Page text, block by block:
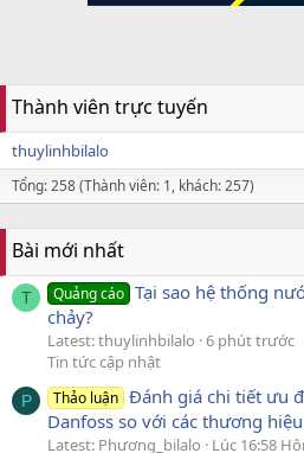
Thành viên trực tuyến
thuylinhbilalo
Tổng: 258 (Thành viên: 1, khách: 257)
Bài mới nhất
T Quảng cáo Tại sao hệ thống
chảy?
Latest: thuylinhbilalo 6 phút trước
Tin tức cập nhật
P Thảo luận Đánh giá chi tiết ưu
Danfoss so với các thương
Latest: Phương_bilalo
Lúc 16:58